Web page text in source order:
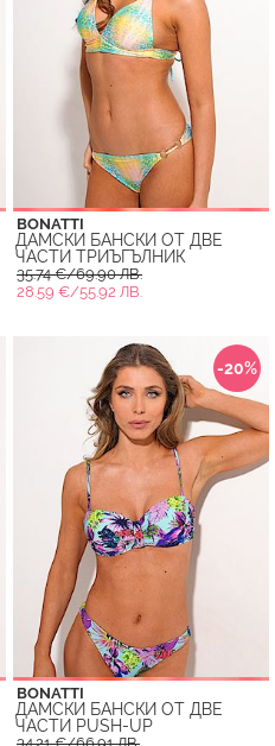
BONATTI
ДАМСКИ БАНСКИ ОТ ДВЕ
ЧАСТИ ТРИЪГЪЛНИК
35.74 €/69.90 ЛВ.
28.59 €/55.92 ЛВ.
-20%
BONATTI
ДАМСКИ БАНСКИ ОТ ДВЕ
ЧАСТИ PUSH-UP